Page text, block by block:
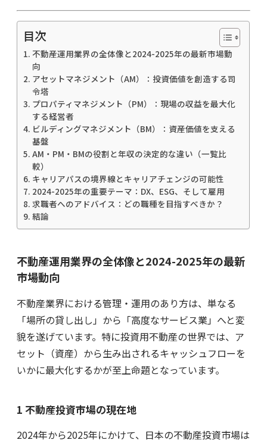
目次
不動産運用業界の全体像と2024-2025年の最新市場動
向
アセットマネジメント（AM）：投資価値を創造する司
令塔
プロパティマネジメント（PM）：現場の収益を最大化
する経営者
ビルディングマネジメント（BM）：資産価値を支える
基盤
AM・PM・BMの役割と年収の決定的な違い（一覧比
較）
キャリアパスの境界線とキャリアチェンジの可能性
2024-2025年の重要テーマ：DX、ESG、そして雇用
求職者へのアドバイス：どの職種を目指すべきか？
結論
不動産運用業界の全体像と2024-2025年の最新
市場動向
不動産業界における管理・運用のあり方は、単なる
「場所の貸し出し」から「高度なサービス業」へと変
貌を遂げています。特に投資用不動産の世界では、ア
セット（資産）から生み出されるキャッシュフローを
いかに最大化するかが至上命題となっています。
1 不動産投資市場の現在地
2024年から2025年にかけて、日本の不動産投資市場は